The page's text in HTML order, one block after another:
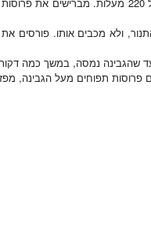
ולא מכבים אותו. פורסים
עד שהגבינה נמסה, במשך כמה
פרוסות תפוחים מעל הגבינה,